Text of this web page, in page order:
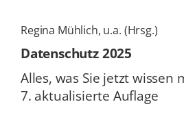
Regina Mühlich, u.a. (Hrsg.)
Daten­schutz 2025
Alles, was Sie jetzt wissen
7. ak­tua­li­sier­te Auflage